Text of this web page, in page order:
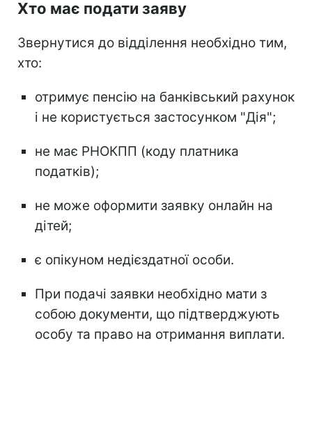
Хто має подати заяву
Звернутися до відділення необхідно тим,
хто:
отримує пенсію на банківський рахунок
і не користується застосунком "Дія";
не має РНОКПП (коду платника
податків);
не може оформити заявку онлайн на
дітей;
є опікуном недієздатної особи.
При подачі заявки необхідно мати з
собою документи, що підтверджують
особу та право на отримання виплати.